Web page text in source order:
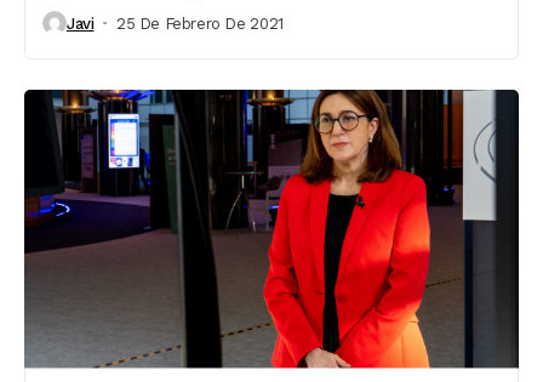
Javi 25 De Febrero De 2021